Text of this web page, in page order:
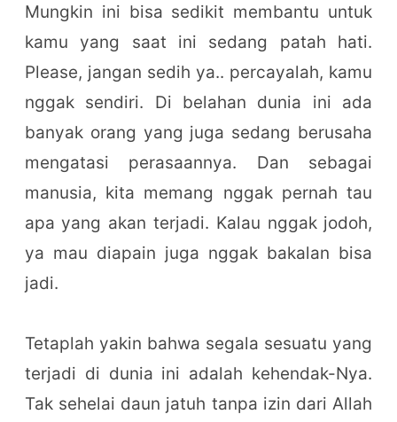
Mungkin ini bisa sedikit membantu untuk
kamu yang saat ini sedang patah hati.
Please, jangan sedih ya.. percayalah, kamu
nggak sendiri. Di belahan dunia ini ada
banyak orang yang juga sedang berusaha
mengatasi perasaannya. Dan sebagai
manusia, kita memang nggak pernah tau
apa yang akan terjadi. Kalau nggak jodoh,
ya mau diapain juga nggak bakalan bisa
jadi.
Tetaplah yakin bahwa segala sesuatu yang
terjadi di dunia ini adalah kehendak-Nya.
Tak sehelai daun jatuh tanpa izin dari Allah